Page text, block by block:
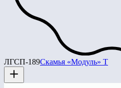
ЛГСП-189Скамья «Модуль» Т